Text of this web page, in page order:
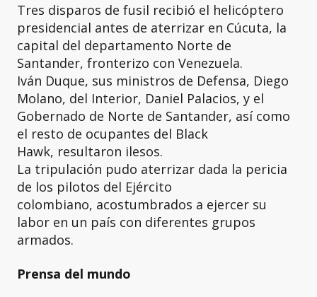
Tres disparos de fusil recibió el helicóptero
presidencial antes de aterrizar en Cúcuta, la
capital del departamento Norte de
Santander, fronterizo con Venezuela.
Iván Duque, sus ministros de Defensa, Diego
Molano, del Interior, Daniel Palacios, y el
Gobernado de Norte de Santander, así como
el resto de ocupantes del Black
Hawk, resultaron ilesos.
La tripulación pudo aterrizar dada la pericia
de los pilotos del Ejército
colombiano, acostumbrados a ejercer su
labor en un país con diferentes grupos
armados.
Prensa del mundo